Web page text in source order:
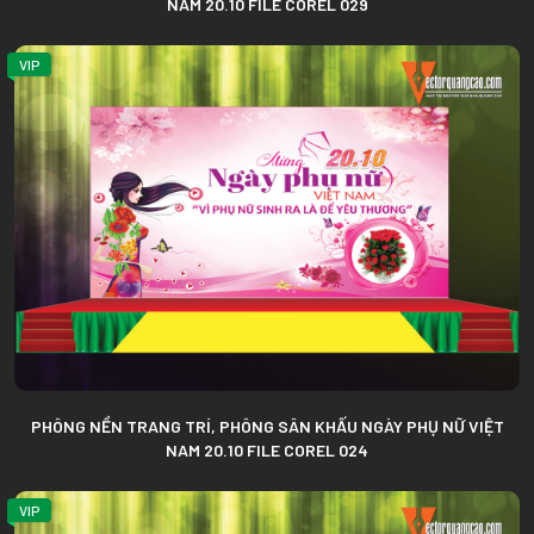
NAM 20.10 FILE COREL 029
VIP
PHÔNG NỀN TRANG TRÍ, PHÔNG SÂN KHẤU NGÀY PHỤ NỮ VIỆT
NAM 20.10 FILE COREL 024
VIP